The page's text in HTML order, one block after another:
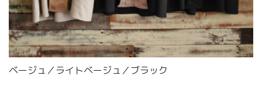
ベージュ／ライトベージュ／ブラック